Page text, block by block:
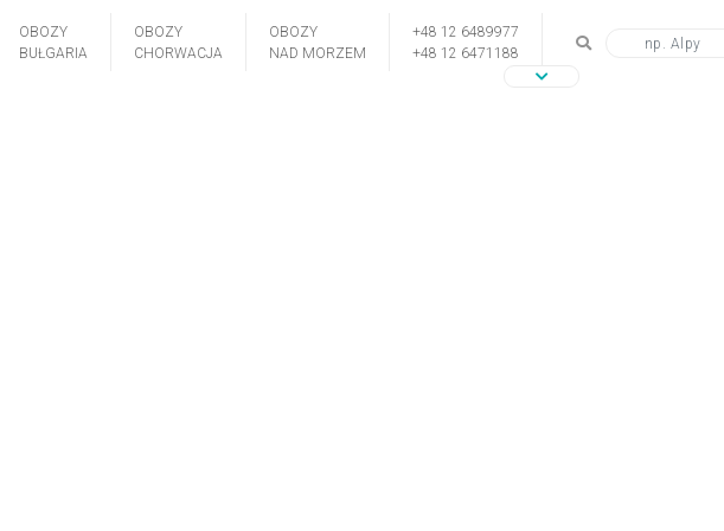
OBOZY
BUŁGARIA
OBOZY
CHORWACJA
OBOZY
NAD MORZEM
+48 12 6489977
+48 12 6471188